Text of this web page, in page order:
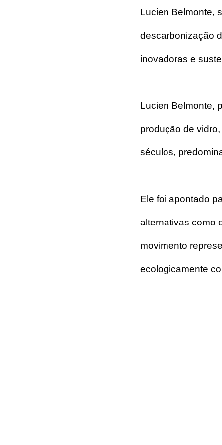
Lucien Belmonte,
descarbonização
inovadoras e
Lucien Belmonte,
produção de
séculos,
Ele foi apontado
alternativas como
movimento
ecologicamente